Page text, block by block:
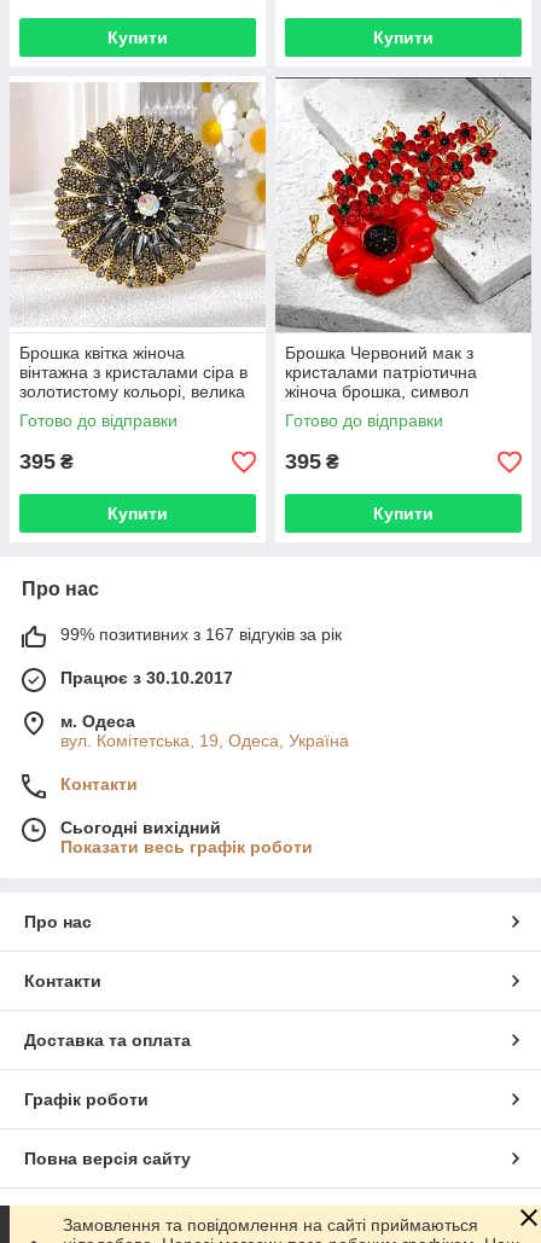
Купити Купити
Брошка квітка жіноча
вінтажна з кристалами сіра в
золотистому кольорі, велика
кругла брошка на
одяг BRS210
Готово до відправки
395 ₴
Купити
Брошка Червоний мак з
кристалами патріотична
жіноча брошка, символ
пам'яті та незламності
України BRS209
Готово до відправки
395 ₴
Купити
Про нас
99% позитивних з 167 відгуків за рік
Працює з 30.10.2017
м. Одеса
вул. Комітетська, 19, Одеса, Україна
Контакти
Сьогодні вихідний
Показати весь графік роботи
Про нас
Контакти
Доставка та оплата
Графік роботи
Повна версія сайту
Сайт створено на маркетплейсі Prom.ua
Замовлення та повідомлення на сайті приймаються